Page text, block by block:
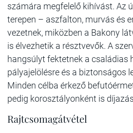
számára megfelelő kihívást. Az
terepen – aszfalton, murvás és
vezetnek, miközben a Bakony
is élvezhetik a résztvevők. A
hangsúlyt fektetnek a családias
pályajelölésre és a biztonságos
Minden célba érkező
pedig korosztályonként is
Rajtcsomagátvétel